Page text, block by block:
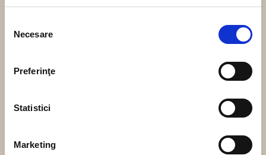
consimțământului
Necesare
Preferinţe
Statistici
Marketing